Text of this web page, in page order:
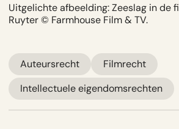
Uitgelichte afbeelding: Zeeslag in de
Ruyter © Farmhouse Film & TV.
Auteursrecht
Filmrecht
Intellectuele eigendomsrechten